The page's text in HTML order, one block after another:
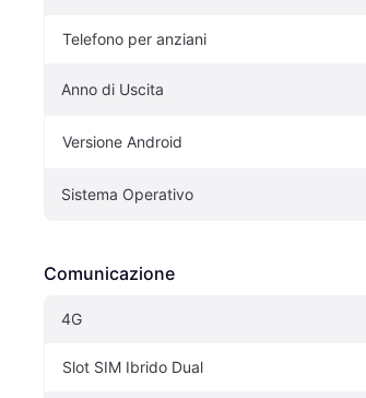
Telefono per anziani
Anno di Uscita
Versione Android
Sistema Operativo
Comunicazione
4G
Slot SIM Ibrido Dual